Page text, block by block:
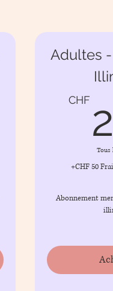
Adultes
CHF
Tous
+CHF 50
Abonnement